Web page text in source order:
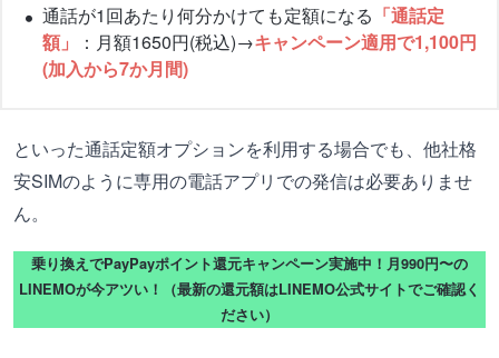
通話が1回あたり何分かけても定額になる 「通話定
額」
：月額1650円(税込)→キャンペーン適用で1,100円
(加入から7か月間)
といった通話定額オプションを利用する場合でも、他社格
安SIMのように専用の電話アプリでの発信は必要ありませ
ん。
乗り換えでPayPayポイント還元キャンペーン実施中！月990円〜の
LINEMOが今アツい！（最新の還元額はLINEMO公式サイトでご確認く
ださい）